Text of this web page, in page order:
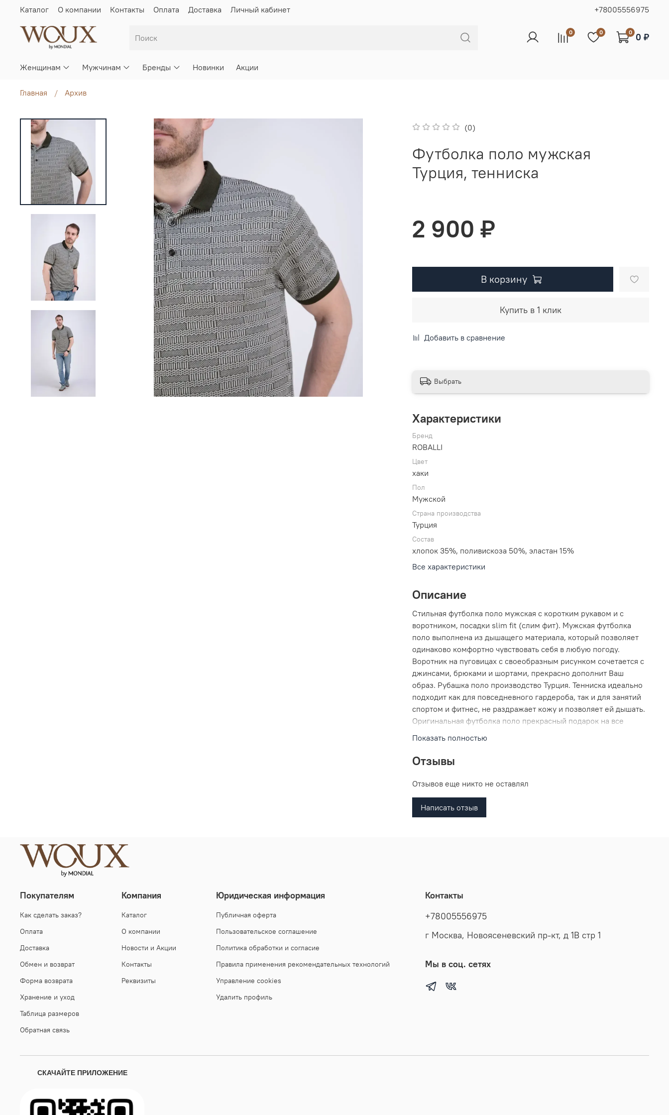
Каталог О компании Контакты Оплата Доставка Личный кабинет +78005556975
0 0 0 0 ₽
Женщинам Мужчинам Бренды Новинки Акции
Главная Архив
(0)
Футболка поло мужская
Турция, тенниска
2 900 ₽
В корзину
Купить в 1 клик
Добавить в сравнение
Выбрать
Характеристики
Бренд
ROBALLI
Цвет
хаки
Пол
Мужской
Страна производства
Турция
Состав
хлопок 35%, поливискоза 50%, эластан 15%
Все характеристики
Описание
Стильная футболка поло мужская с коротким рукавом и с
воротником, посадки slim fit (слим фит). Мужская футболка
поло выполнена из дышащего материала, который позволяет
одинаково комфортно чувствовать себя в любую погоду.
Воротник на пуговицах с своеобразным рисунком сочетается с
джинсами, брюками и шортами, прекрасно дополнит Ваш
образ. Рубашка поло производство Турция. Тенниска идеально
подходит как для повседневного гардероба, так и для занятий
спортом и фитнес, не раздражает кожу и позволяет ей дышать.
Оригинальная футболка поло прекрасный подарок на все
Показать полностью
Отзывы
Отзывов еще никто не оставлял
Написать отзыв
Покупателям
Как сделать заказ?
Оплата
Доставка
Обмен и возврат
Форма возврата
Хранение и уход
Таблица размеров
Обратная связь
Компания
Каталог
О компании
Новости и Акции
Контакты
Реквизиты
Юридическая информация
Публичная оферта
Пользовательское соглашение
Политика обработки и согласие
Правила применения рекомендательных технологий
Управление cookies
Удалить профиль
Контакты
+78005556975
г Москва, Новоясеневский пр-кт, д 1В стр 1
Мы в соц. сетях
СКАЧАЙТЕ ПРИЛОЖЕНИЕ